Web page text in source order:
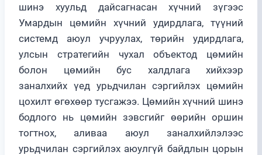
шинэ хуульд дайсагнасан хүчний зүгээс
Умардын цөмийн хүчний удирдлага, түүний
системд аюул учруулах, төрийн удирдлага,
улсын стратегийн чухал объектод цөмийн
болон цөмийн бус халдлага хийхээр
заналхийх үед урьдчилан сэргийлэх цөмийн
цохилт өгөхөөр тусгажээ. Цөмийн хүчний шинэ
бодлого нь цөмийн зэвсгийг өөрийн оршин
тогтнох, аливаа аюул заналхийлэлээс
урьдчилан сэргийлэх аюулгүй байдлын цорын